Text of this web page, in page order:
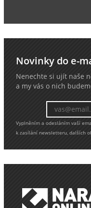
Novinky do e-
Nenechte si ujít naše
a my vás o nich
Vyplněním a odesláním vaší
k zasílání newsletteru, dalších